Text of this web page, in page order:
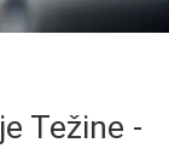
Težine -